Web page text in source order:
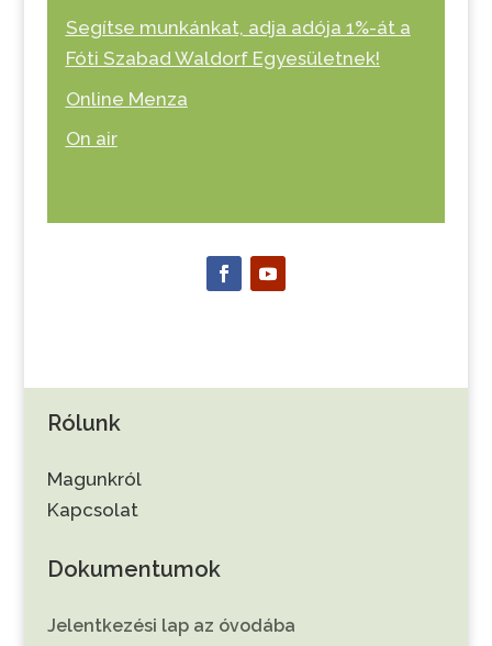
Segítse munkánkat, adja adója 1%-át a
Fóti Szabad Waldorf Egyesületnek!
Online Menza
On air
Rólunk
Magunkról
Kapcsolat
Dokumentumok
Jelentkezési lap az óvodába